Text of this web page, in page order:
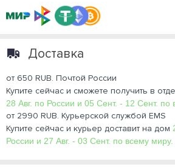
Доставка
от 650 RUB. Почтой России
Купите сейчас и сможете получить в
28 Авг. по России и 05 Сент. - 12 Сент. по
от 2990 RUB. Курьерской службой EMS
Купите сейчас и курьер доставит на дом
России и 27 Авг. - 03 Сент. по всему миру.